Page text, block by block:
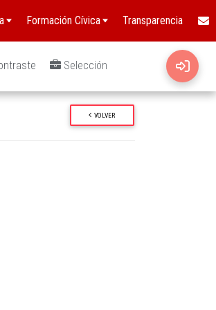
Formación Cívica Transparencia
Selección
VOLVER